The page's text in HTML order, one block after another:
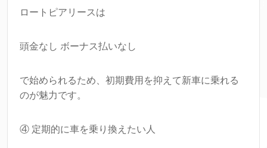
ロートピアリースは
頭金なし ボーナス払いなし
で始められるため、初期費用を抑えて新車に乗れる
のが魅力です。
④ 定期的に車を乗り換えたい人